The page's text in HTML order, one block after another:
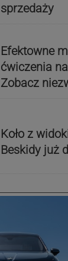
sprzedaży
Efektowne
ćwiczenia
Zobacz
Koło z
Beskidy już